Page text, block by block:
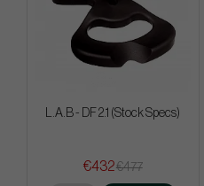
L.A.B - DF 2.1 (Stock Specs)
€432€477